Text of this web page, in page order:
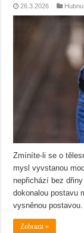
26.3.2026
Zmíníte-li se o
mysl vyvstanou
nepřichází bez
dokonalou postavu
vysněnou postavou.
Zobrazit »